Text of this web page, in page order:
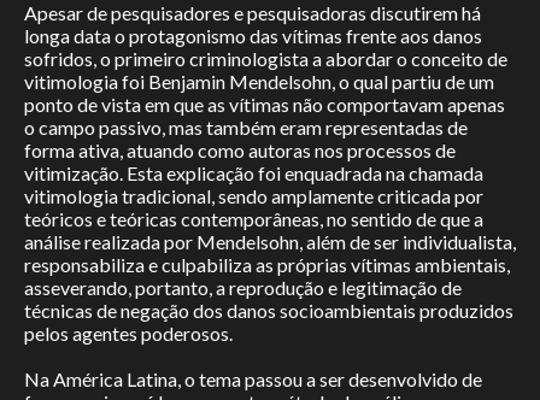
Apesar de pesquisadores e pesquisadoras discutirem há
longa data o protagonismo das vítimas frente aos danos
sofridos, o primeiro criminologista a abordar o conceito de
vitimologia foi Benjamin Mendelsohn, o qual partiu de um
ponto de vista em que as vítimas não comportavam apenas
o campo passivo, mas também eram representadas de
forma ativa, atuando como autoras nos processos de
vitimização. Esta explicação foi enquadrada na chamada
vitimologia tradicional, sendo amplamente criticada por
teóricos e teóricas contemporâneas, no sentido de que a
análise realizada por Mendelsohn, além de ser individualista,
responsabiliza e culpabiliza as próprias vítimas ambientais,
asseverando, portanto, a reprodução e legitimação de
técnicas de negação dos danos socioambientais produzidos
pelos agentes poderosos.
Na América Latina, o tema passou a ser desenvolvido de